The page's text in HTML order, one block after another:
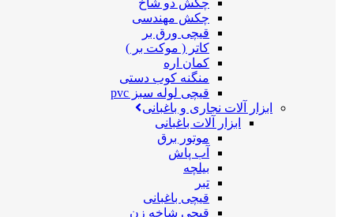
چکش دو شاخ
چکش مهندسی
قیچی ورق بر
کاتر ( موکت بر )
کمان اره
منگنه کوب دستی
قیچی لوله سبز pvc
ابزار آلات نجاری و باغبانی
ابزار آلات باغبانی
موتور برق
آب پاش
بیلچه
تبر
قیچی باغبانی
قیچی شاخه زن